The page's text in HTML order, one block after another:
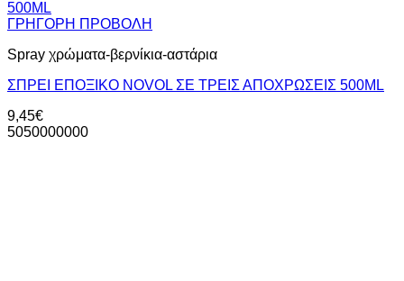
ΓΡΗΓΟΡΗ ΠΡΟΒΟΛΗ
Spray χρώματα-βερνίκια-αστάρια
ΣΠΡΕΙ EΠΟΞΙΚΟ ΝΟVOL ΣΕ ΤΡΕΙΣ ΑΠΟΧΡΩΣΕΙΣ 500ΜL
9,45€
5050000000